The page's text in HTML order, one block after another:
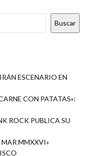
Buscar
ESCENARIO EN
CON PATATAS»:
ROCK PUBLICA SU
MMXXVI»